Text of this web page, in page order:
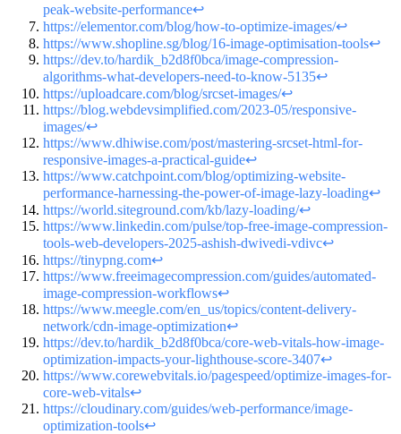
peak-website-performance↩
https://elementor.com/blog/how-to-optimize-images/↩
https://www.shopline.sg/blog/16-image-optimisation-tools↩
https://dev.to/hardik_b2d8f0bca/image-compression-
algorithms-what-developers-need-to-know-5135↩
https://uploadcare.com/blog/srcset-images/↩
https://blog.webdevsimplified.com/2023-05/responsive-
images/↩
https://www.dhiwise.com/post/mastering-srcset-html-for-
responsive-images-a-practical-guide↩
https://www.catchpoint.com/blog/optimizing-website-
performance-harnessing-the-power-of-image-lazy-loading↩
https://world.siteground.com/kb/lazy-loading/↩
https://www.linkedin.com/pulse/top-free-image-compression-
tools-web-developers-2025-ashish-dwivedi-vdivc↩
https://tinypng.com↩
https://www.freeimagecompression.com/guides/automated-
image-compression-workflows↩
https://www.meegle.com/en_us/topics/content-delivery-
network/cdn-image-optimization↩
https://dev.to/hardik_b2d8f0bca/core-web-vitals-how-image-
optimization-impacts-your-lighthouse-score-3407↩
https://www.corewebvitals.io/pagespeed/optimize-images-for-
core-web-vitals↩
https://cloudinary.com/guides/web-performance/image-
optimization-tools↩